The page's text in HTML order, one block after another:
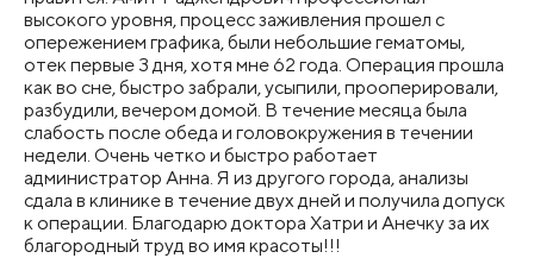
высокого уровня, процесс заживления прошел с
опережением графика, были небольшие гематомы,
отек первые 3 дня, хотя мне 62 года. Операция прошла
как во сне, быстро забрали, усыпили, прооперировали,
разбудили, вечером домой. В течение месяца была
слабость после обеда и головокружения в течении
недели. Очень четко и быстро работает
администратор Анна. Я из другого города, анализы
сдала в клинике в течение двух дней и получила допуск
к операции. Благодарю доктора Хатри и Анечку за их
благородный труд во имя красоты!!!